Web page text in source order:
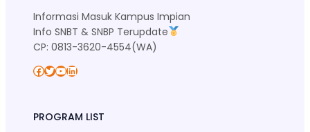
Informasi Masuk Kampus Impian
Info SNBT & SNBP Terupdate
CP: 0813-3620-4554(WA)
Facebook Twitter YouTube LinkedIn
PROGRAM LIST